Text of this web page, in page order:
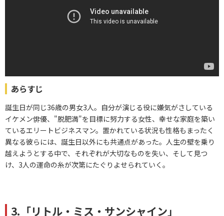
あらすじ
誕生日が同じ36歳の男女3人。自分が演じる役に嫌気がさしている
イケメン俳優、"脱肥満"を目標に努力する女性、幸せな家庭を築い
ているエリートビジネスマン。置かれている状況も性格もまったく
異なる彼らには、誕生日以外にも共通点があった。人生の壁を乗り
越えようとする中で、それぞれが大切なものを失い、そして見つ
け、3人の運命の糸が次第にたぐりよせられていく。
3.「リトル・ミス・サンシャイン」